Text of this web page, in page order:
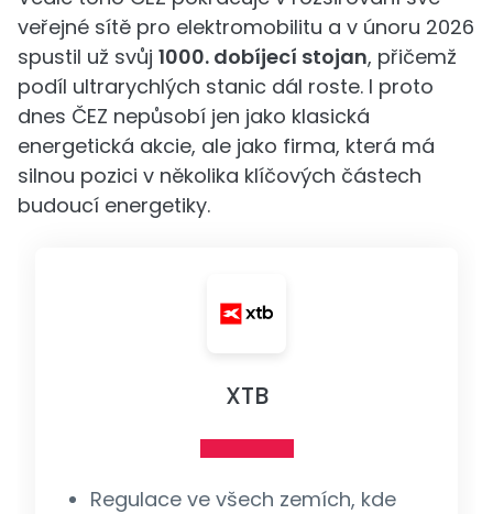
veřejné sítě pro elektromobilitu a v únoru 2026
spustil už svůj 1000. dobíjecí stojan, přičemž
podíl ultrarychlých stanic dál roste. I proto
dnes ČEZ nepůsobí jen jako klasická
energetická akcie, ale jako firma, která má
silnou pozici v několika klíčových částech
budoucí energetiky.
XTB
Regulace ve všech zemích, kde